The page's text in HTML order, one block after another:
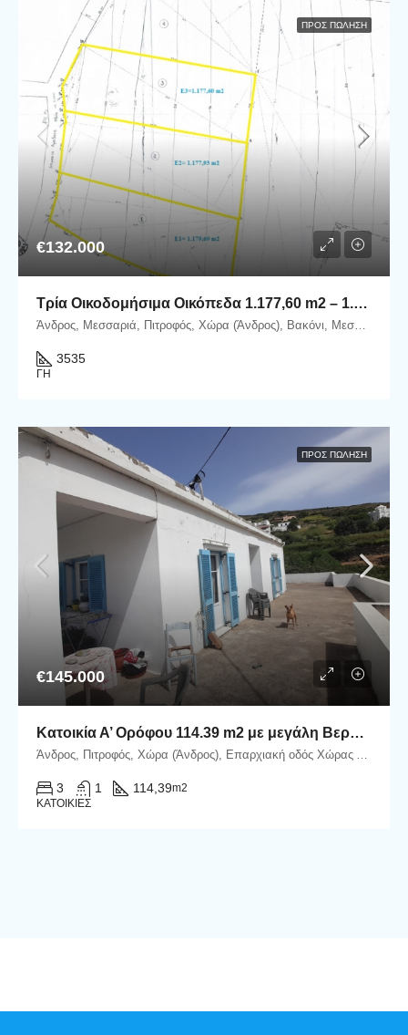
ΠΡΟΣ ΠΏΛΗΣΗ
€132.000
Τρία Οικοδομήσιμα Οικόπεδα 1.177,60 m2 – 1.177,93 m2 – 1.179,69 m2 στη θέση Βακόνι, εντός του Οικισμού Μεσαριάς–Αλαδινού.
Άνδρος, Μεσσαριά, Πιτροφός, Χώρα (Άνδρος), Βακόνι, Μεσαριά, Δήμος Άνδρου, Περιφερειακή Ενότητα Άνδρου, Περιφέρεια Νοτίου Αιγαίου, Αποκεντρωμένη Διοίκηση Αιγαίου, 845 00, Ελλάδα
3535
ΓΗ
ΠΡΟΣ ΠΏΛΗΣΗ
€145.000
Κατοικία Α’ Ορόφου 114.39 m2 με μεγάλη Βεράντα στον Πιτροφό Άνδρου
Άνδρος, Πιτροφός, Χώρα (Άνδρος), Επαρχιακή οδός Χώρας Άνδρου - Γαυρίου, Πιτροφός, Άνδρος
3 1 114,39m2
ΚΑΤΟΙΚΊΕΣ